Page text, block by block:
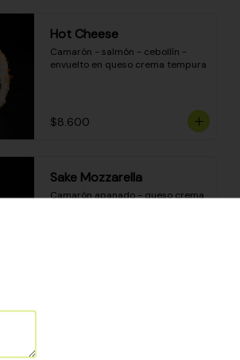
Hot Cheese
Camarón - salmón - cebollín -
envuelto en queso crema tempura
$8.600
Sake Mozzarella
Camarón apanado - queso crema